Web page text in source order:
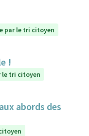
par le tri citoyen
!
le tri citoyen
abords des